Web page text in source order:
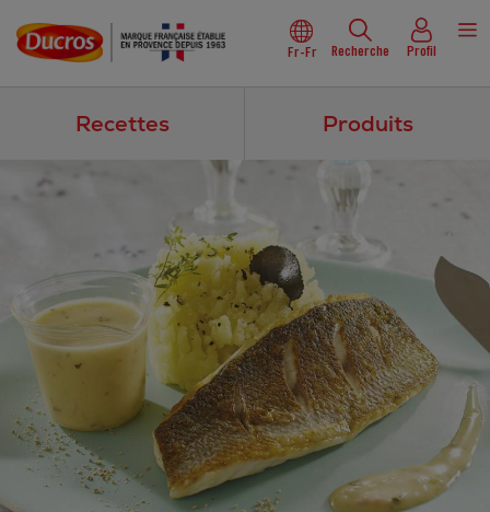
Fr-Fr Recherche Profil
Recettes Produits